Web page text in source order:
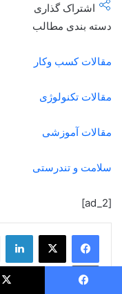
اشتراک گذاری
دسته بندی مطالب
مقالات کسب وکار
مقالات تکنولوژی
مقالات آموزشی
سلامت و تندرستی
[ad_2]